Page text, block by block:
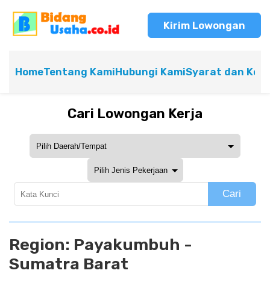
Kirim Lowongan
HomeTentang KamiHubungi KamiSyarat dan
Cari Lowongan Kerja
Cari
Region: Payakumbuh -
Sumatra Barat